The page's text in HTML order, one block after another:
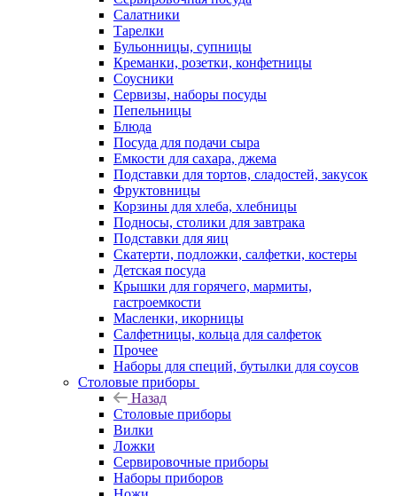
Салатники
Тарелки
Бульонницы, супницы
Креманки, розетки, конфетницы
Соусники
Сервизы, наборы посуды
Пепельницы
Блюда
Посуда для подачи сыра
Емкости для сахара, джема
Подставки для тортов, сладостей, закусок
Фруктовницы
Корзины для хлеба, хлебницы
Подносы, столики для завтрака
Подставки для яиц
Скатерти, подложки, салфетки, костеры
Детская посуда
Крышки для горячего, мармиты,
гастроемкости
Масленки, икорницы
Салфетницы, кольца для салфеток
Прочее
Наборы для специй, бутылки для соусов
Столовые приборы
Назад
Столовые приборы
Вилки
Ложки
Сервировочные приборы
Наборы приборов